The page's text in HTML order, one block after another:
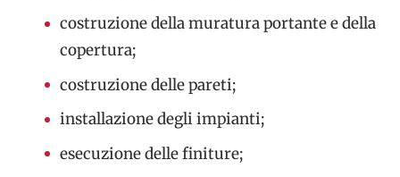
costruzione della muratura portante e della
copertura;
costruzione delle pareti;
installazione degli impianti;
esecuzione delle finiture;